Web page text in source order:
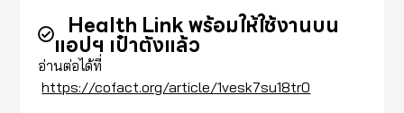
Health Link พร้อมให้ใช้งานบน
แอปฯ เป๋าตังแล้ว
อ่านต่อได้ที่
https://cofact.org/article/1vesk7su18tr0